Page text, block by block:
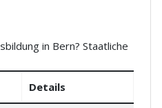
in Bern? Staatliche
Details